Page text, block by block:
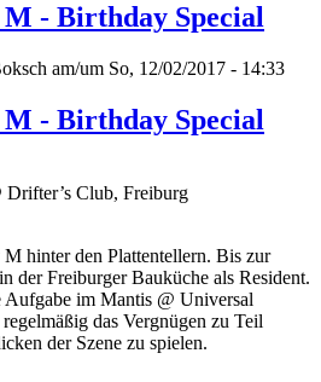
- Birthday Special
am/um So, 12/02/2017 - 14:33
- Birthday Special
Drifter’s Club, Freiburg
hinter den Plattentellern. Bis zur
der Freiburger Bauküche als Resident.
Aufgabe im Mantis @ Universal
das Vergnügen zu Teil
der Szene zu spielen.